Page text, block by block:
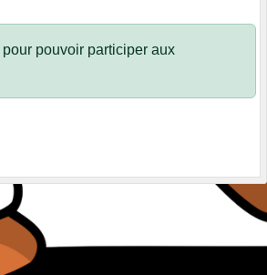
pour pouvoir participer aux